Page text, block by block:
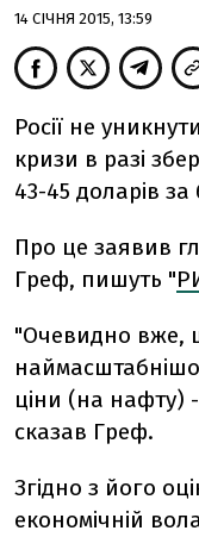
14 СІЧНЯ 2015, 13:59
Росії не
кризи в разі
43-45 доларів за
Про це заявив
Греф, пишуть "
"Очевидно вже,
ціни (на нафту)
сказав Греф.
Згідно з його
економічній